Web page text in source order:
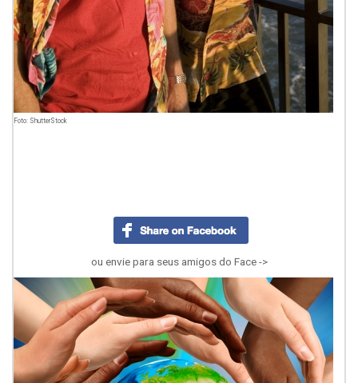
Foto: ShutterStock
ou envie para seus amigos do Face ->